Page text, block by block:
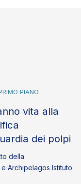
PIANO
vita alla
dei polpi
della
Archipelagos Istituto